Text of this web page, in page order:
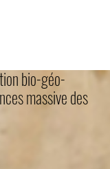
bio-géo-
massive des